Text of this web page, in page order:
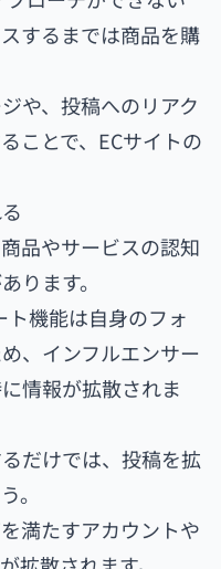
するまでは商品を購
や、投稿へのリアク
ことで、ECサイトの
品やサービスの認知
ります。
機能は自身のフォ
、インフルエンサー
情報が拡散されま
だけでは、投稿を拡
。
満たすアカウントや